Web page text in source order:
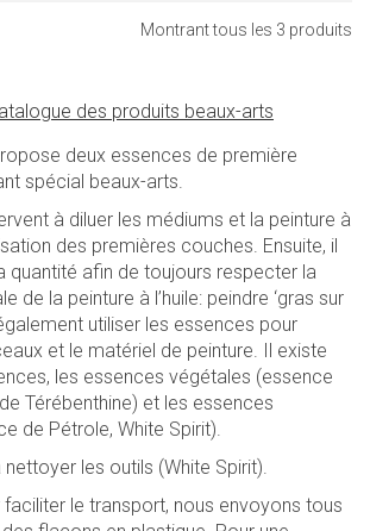
Montrant tous les 3 produits
des produits beaux-arts
deux essences de première
spécial beaux-arts.
à diluer les médiums et la peinture à
des premières couches. Ensuite, il
quantité afin de toujours respecter la
de la peinture à l’huile: peindre ‘gras sur
utiliser les essences pour
et le matériel de peinture. Il existe
les essences végétales (essence
Térébenthine) et les essences
de Pétrole, White Spirit).
nettoyer les outils (White Spirit).
faciliter le transport, nous envoyons tous